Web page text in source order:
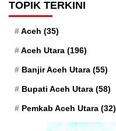
TOPIK TERKINI
Aceh (35)
Aceh Utara (196)
Banjir Aceh Utara (55)
Bupati Aceh Utara (58)
Pemkab Aceh Utara (32)